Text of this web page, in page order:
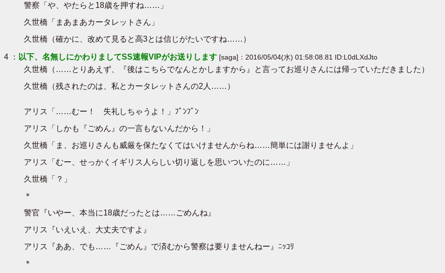
警察「や、やたらと18歳を押すね……」
久世橋「まあまあカータレットさん」
久世橋（確かに、改めて見ると高3とは信じがたいですね……）
4 ： 以下、名無しにかわりましてSS速報VIPがお送りします [saga]：2016/05/04(水) 01:58:08.81 ID:L0dLXdJto
久世橋（……とりあえず、『後はこちらでなんとかしますから』と言ってお巡りさんには帰っていただきました）
久世橋（残されたのは、私とカータレットさんの2人……）
アリス「……むー！ 失礼しちゃうよ！」ﾌﾟﾝﾌﾟﾝ
アリス「しかも『ごめん』の一言もないんだから！」
久世橋「ま、お巡りさんも威厳を保たなくてはいけませんからね……簡単には謝りませんよ」
アリス「むー、せっかくイギリス人らしい切り返しを思いついたのに……」
久世橋「？」
＊
警官『いやー、本当に18歳だったとは……ごめんね』
アリス『いえいえ、大丈夫ですよ』
アリス『ああ、でも……『ごめん』で済むから警察は要りませんねー』ﾆｯｺﾘ
＊